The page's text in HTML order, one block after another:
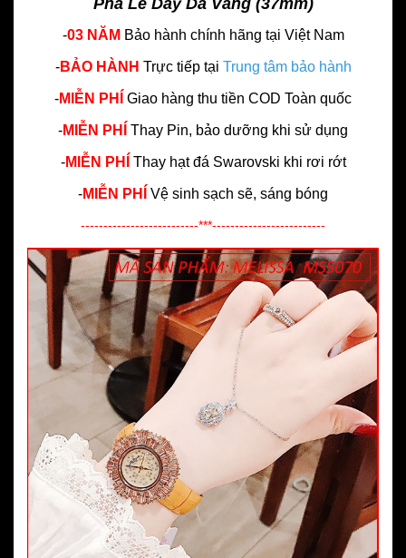
Pha Lê Dây Da Vàng (37mm)
-03 NĂM Bảo hành chính hãng tại Việt Nam
-BẢO HÀNH Trực tiếp tại Trung tâm bảo hành
-MIỄN PHÍ Giao hàng thu tiền COD Toàn quốc
-MIỄN PHÍ Thay Pin, bảo dưỡng khi sử dụng
-MIỄN PHÍ Thay hạt đá Swarovski khi rơi rớt
-MIỄN PHÍ Vệ sinh sạch sẽ, sáng bóng
--------------------------***-------------------------